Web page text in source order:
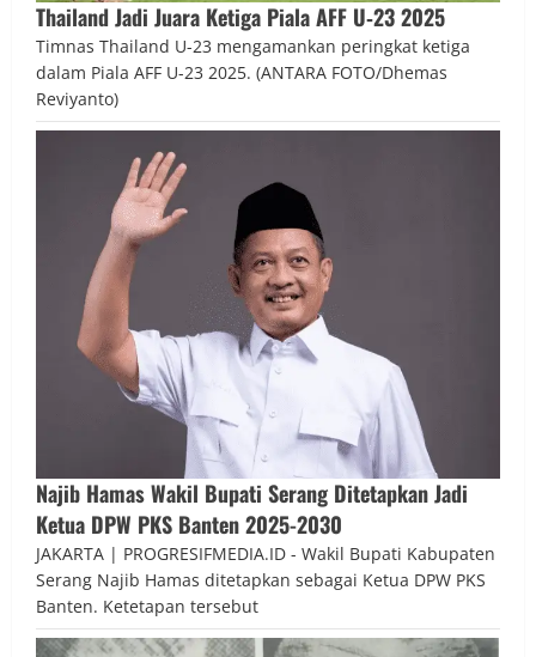
Thailand Jadi Juara Ketiga Piala AFF U‑23 2025
Timnas Thailand U-23 mengamankan peringkat ketiga
dalam Piala AFF U-23 2025. (ANTARA FOTO/Dhemas
Reviyanto)
Najib Hamas Wakil Bupati Serang Ditetapkan Jadi
Ketua DPW PKS Banten 2025-2030
JAKARTA | PROGRESIFMEDIA.ID - Wakil Bupati Kabupaten
Serang Najib Hamas ditetapkan sebagai Ketua DPW PKS
Banten. Ketetapan tersebut